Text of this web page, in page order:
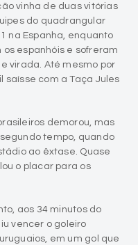
os espanhóis e sofreram
virada. Até mesmo por
com a Taça Jules
demorou, mas
tempo, quando
o placar para os
aos 34 minutos do
vencer o goleiro
até o final de sua vida.
ao Uruguai, que
da história.